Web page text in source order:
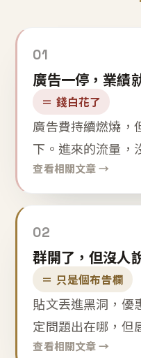
01
廣告一停，業績
＝ 錢白花了
廣告費持續燃燒，
下。進來的流量，
查看相關文章 →
02
群開了，但沒人
＝ 只是個布告欄
貼文丟進黑洞，優
定問題出在哪，但
查看相關文章 →